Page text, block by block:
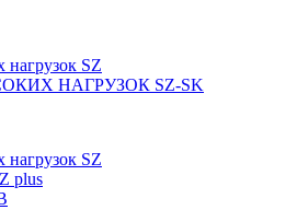
SZ
НАГРУЗОК SZ-SK
SZ
plus